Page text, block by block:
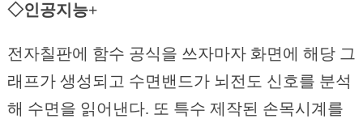
◇인공지능+
전자칠판에 함수 공식을 쓰자마자 화면에 해당 그
래프가 생성되고 수면밴드가 뇌전도 신호를 분석
해 수면을 읽어낸다. 또 특수 제작된 손목시계를